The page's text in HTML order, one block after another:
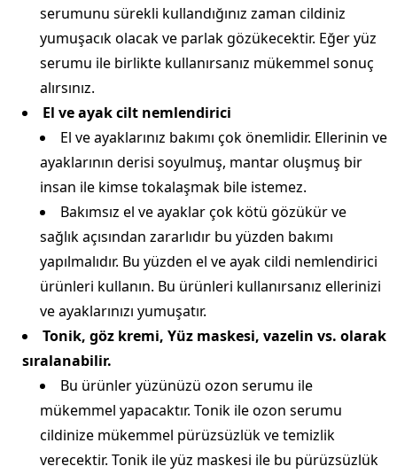
serumunu sürekli kullandığınız zaman cildiniz
yumuşacık olacak ve parlak gözükecektir. Eğer yüz
serumu ile birlikte kullanırsanız mükemmel sonuç
alırsınız.
El ve ayak cilt nemlendirici
El ve ayaklarınız bakımı çok önemlidir. Ellerinin ve
ayaklarının derisi soyulmuş, mantar oluşmuş bir
insan ile kimse tokalaşmak bile istemez.
Bakımsız el ve ayaklar çok kötü gözükür ve
sağlık açısından zararlıdır bu yüzden bakımı
yapılmalıdır. Bu yüzden el ve ayak cildi nemlendirici
ürünleri kullanın. Bu ürünleri kullanırsanız ellerinizi
ve ayaklarınızı yumuşatır.
Tonik, göz kremi, Yüz maskesi, vazelin vs. olarak
sıralanabilir.
Bu ürünler yüzünüzü ozon serumu ile
mükemmel yapacaktır. Tonik ile ozon serumu
cildinize mükemmel pürüzsüzlük ve temizlik
verecektir. Tonik ile yüz maskesi ile bu pürüzsüzlük